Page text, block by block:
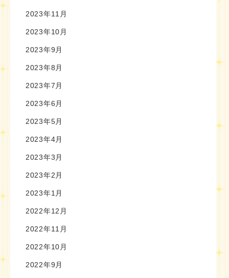
2023年11月
2023年10月
2023年9月
2023年8月
2023年7月
2023年6月
2023年5月
2023年4月
2023年3月
2023年2月
2023年1月
2022年12月
2022年11月
2022年10月
2022年9月